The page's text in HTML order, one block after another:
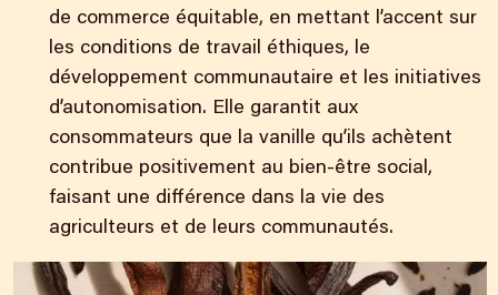
de commerce équitable, en mettant l’accent sur
les conditions de travail éthiques, le
développement communautaire et les initiatives
d’autonomisation. Elle garantit aux
consommateurs que la vanille qu’ils achètent
contribue positivement au bien-être social,
faisant une différence dans la vie des
agriculteurs et de leurs communautés.